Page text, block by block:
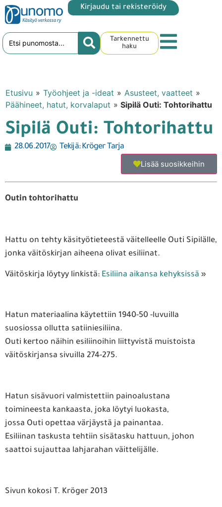
Kirjaudu tai rekisteröidy
Tarkennettu
haku
Etusivu » Työohjeet ja -ideat » Asusteet, vaatteet »
Päähineet, hatut, korvalaput » Sipilä Outi: Tohtorihattu
Sipilä Outi: Tohtorihattu
28.06.2017 Tekijä:Kröger Tarja
Lisää suosikkeihin
Outin tohtorihattu
Hattu on tehty käsityötieteestä väitelleelle Outi Sipilälle,
jonka väitöskirjan aiheena olivat esiliinat.
Väitöskirja löytyy linkistä: Esiliina aikansa kehyksissä »
Hatun materiaalina käytettiin 1940-50 -luvuilla
suosiossa ollutta satiiniesiliina.
Outi kertoo näihin esiliinoihin liittyvistä muistoista
väitöskirjansa sivuilla 274-275.
Hatun sisävuori valmistettiin painoalustana
toimineesta kankaasta, joka löytyi luokasta,
jossa Outi opettaa värjäystä ja painantaa.
Esiliinan taskusta tehtiin sisätasku hattuun, johon
saattoi sujauttaa lahjarahan väittelijälle.
Sivun kokosi T. Kröger 2013